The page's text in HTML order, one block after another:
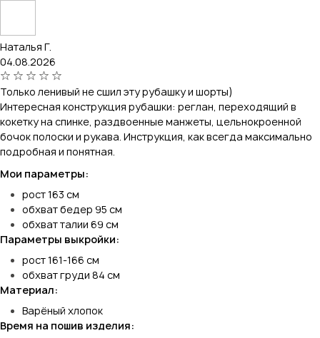
Наталья Г.
04.08.2026
Только ленивый не сшил эту рубашку и шорты)
Интересная конструкция рубашки: реглан, переходящий в
кокетку на спинке, раздвоенные манжеты, цельнокроенной
бочок полоски и рукава. Инструкция, как всегда максимально
подробная и понятная.
Мои параметры:
рост 163 см
обхват бедер 95 см
обхват талии 69 см
Параметры выкройки:
рост 161-166 см
обхват груди 84 см
Материал:
Варёный хлопок
Время на пошив изделия: